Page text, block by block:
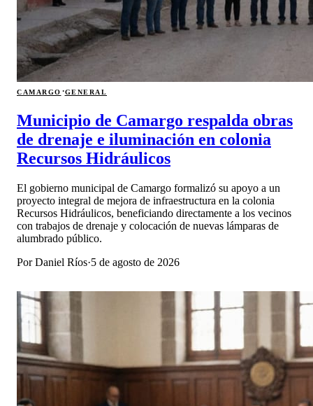
CAMARGO ·GENERAL
Municipio de Camargo respalda obras
de drenaje e iluminación en colonia
Recursos Hidráulicos
El gobierno municipal de Camargo formalizó su apoyo a un
proyecto integral de mejora de infraestructura en la colonia
Recursos Hidráulicos, beneficiando directamente a los vecinos
con trabajos de drenaje y colocación de nuevas lámparas de
alumbrado público.
PorDaniel Ríos·5 de agosto de 2026